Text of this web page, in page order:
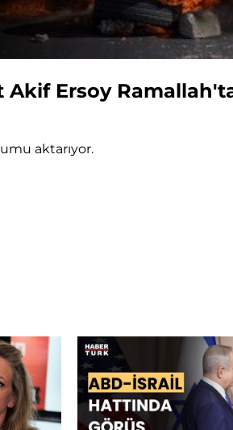
Akif Ersoy
aktarıyor.